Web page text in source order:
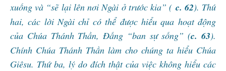
xuống và “sẽ lại lên nơi Ngài ở trước kia” ( c. 62). Thứ
hai, các lời Ngài chỉ có thể được hiểu qua hoạt động
của Chúa Thánh Thần, Đấng “ban sự sống” (c. 63).
Chính Chúa Thánh Thần làm cho chúng ta hiểu Chúa
Giêsu. Thứ ba, lý do đích thật của việc không hiểu các